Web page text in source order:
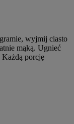
wyjmij ciasto
mąką. Ugnieć
Każdą porcję